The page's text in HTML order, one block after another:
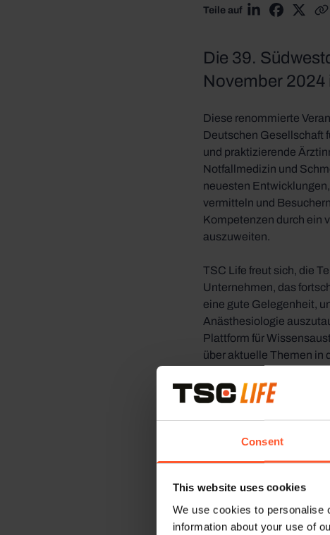
Consent
This website uses cookies
We use cookies to personalise
information about your use of
Teile auf
Teilen viaTeilen auf
Teilen
Die 39.
November 2024
Diese renommierte
Deutschen Gesellschaft
und praktizierende
Notfallmedizin und
neuesten
vermitteln und
Kompetenzen durch ein
auszuweiten.
TSC Life freut sich, die
Unternehmen, das
eine gute Gelegenheit,
Anästhesiologie
Plattform für
über aktuelle Themen in
unsere auf neuester
erläutert, wie unsere
freuen uns, Teil dieser
Zukunft der